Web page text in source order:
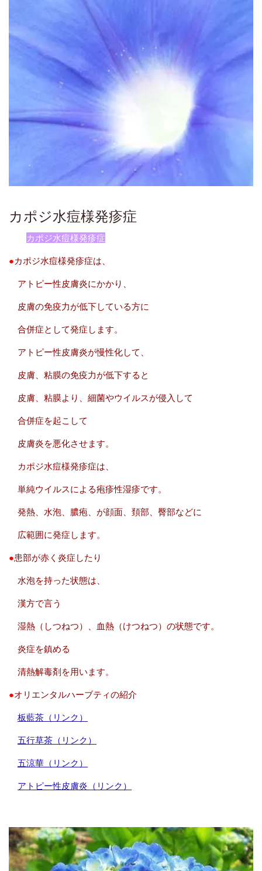
カポジ水痘様発疹症
カポジ水痘様発疹症
●カポジ水痘様発疹症は、
アトピー性皮膚炎にかかり、
皮膚の免疫力が低下している方に
合併症として発症します。
アトピー性皮膚炎が慢性化して、
皮膚、粘膜の免疫力が低下すると
皮膚、粘膜より、細菌やウイルスが侵入して
合併症を起こして
皮膚炎を悪化させます。
カポジ水痘様発疹症は、
単純ウイルスによる疱疹性湿疹です。
発熱、水泡、膿疱、が顔面、頚部、臀部などに
広範囲に発症します。
●患部が赤く炎症したり
水泡を持った状態は、
漢方で言う
湿熱（しつねつ）、血熱（けつねつ）の状態です。
炎症を鎮める
清熱解毒剤を用います。
●オリエンタルハーブティの紹介
板藍茶（リンク）
五行草茶（リンク）
五涼華（リンク）
アトピー性皮膚炎（リンク）